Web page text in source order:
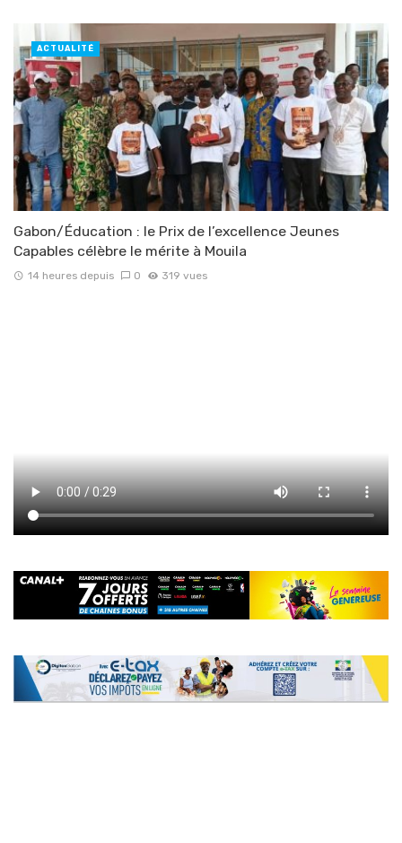
Gabon/Éducation : le Prix de l’excellence Jeunes
Capables célèbre le mérite à Mouila
14 heures depuis 0 319 vues
ACTUALITÉ